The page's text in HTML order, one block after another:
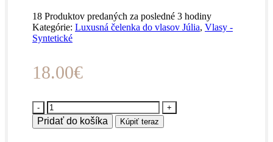
18 Produktov predaných za posledné 3 hodiny
Kategórie: Luxusná čelenka do vlasov Júlia, Vlasy -
Syntetické
18.00€
množstvo
Čelenka
z
Pridať do košíka Kúpiť teraz